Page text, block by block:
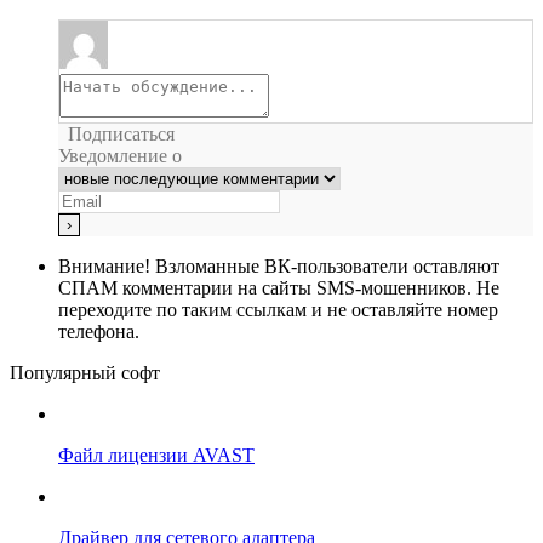
Подписаться
Уведомление о
Внимание! Взломанные ВК-пользователи оставляют
СПАМ комментарии на сайты SMS-мошенников. Не
переходите по таким ссылкам и не оставляйте номер
телефона.
Популярный софт
Файл лицензии AVAST
Драйвер для сетевого адаптера